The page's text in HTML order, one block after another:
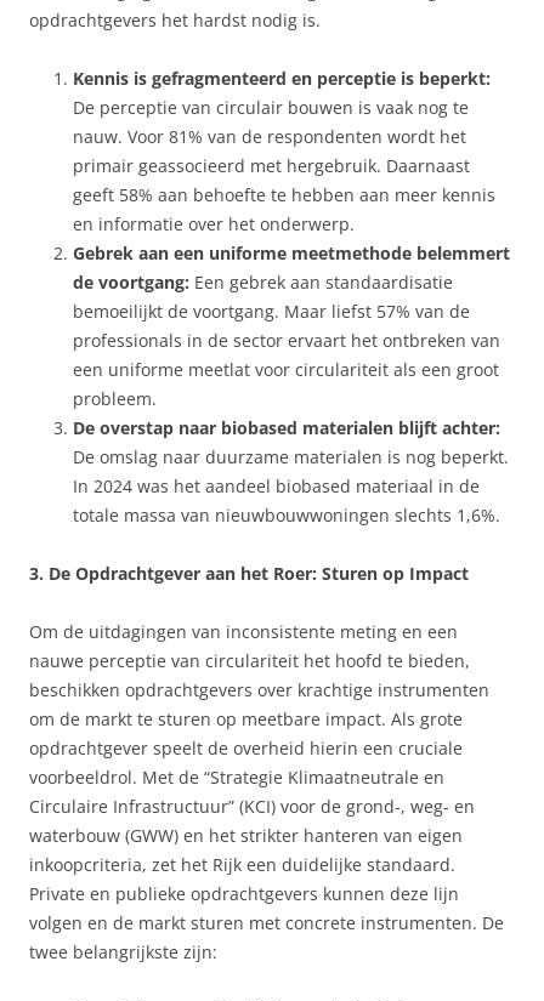
opdrachtgevers het hardst nodig is.
Kennis is gefragmenteerd en perceptie is beperkt:
De perceptie van circulair bouwen is vaak nog te
nauw. Voor 81% van de respondenten wordt het
primair geassocieerd met hergebruik. Daarnaast
geeft 58% aan behoefte te hebben aan meer kennis
en informatie over het onderwerp.
Gebrek aan een uniforme meetmethode belemmert
de voortgang: Een gebrek aan standaardisatie
bemoeilijkt de voortgang. Maar liefst 57% van de
professionals in de sector ervaart het ontbreken van
een uniforme meetlat voor circulariteit als een groot
probleem.
De overstap naar biobased materialen blijft achter:
De omslag naar duurzame materialen is nog beperkt.
In 2024 was het aandeel biobased materiaal in de
totale massa van nieuwbouwwoningen slechts 1,6%.
3. De Opdrachtgever aan het Roer: Sturen op Impact
Om de uitdagingen van inconsistente meting en een
nauwe perceptie van circulariteit het hoofd te bieden,
beschikken opdrachtgevers over krachtige instrumenten
om de markt te sturen op meetbare impact. Als grote
opdrachtgever speelt de overheid hierin een cruciale
voorbeeldrol. Met de “Strategie Klimaatneutrale en
Circulaire Infrastructuur” (KCI) voor de grond-, weg- en
waterbouw (GWW) en het strikter hanteren van eigen
inkoopcriteria, zet het Rijk een duidelijke standaard.
Private en publieke opdrachtgevers kunnen deze lijn
volgen en de markt sturen met concrete instrumenten. De
twee belangrijkste zijn: